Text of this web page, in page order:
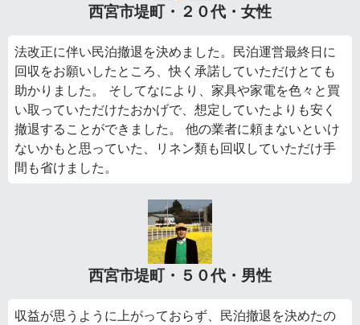
西宮市堤町・２０代・女性
法改正に伴い民泊撤退を決めました。民泊運営最終日に
回収をお願いしたところ、快く承諾していただけとても
助かりました。 そしてなにより、家具や家電を色々と買
い取っていただけたおかげで、想定していたよりも安く
撤退することができました。 他の業者に頼まないといけ
ないかもと思っていた、リネン類も回収していただけ手
間も省けました。
西宮市堤町・５０代・男性
収益が思うように上がっておらず、民泊撤退を決めたの